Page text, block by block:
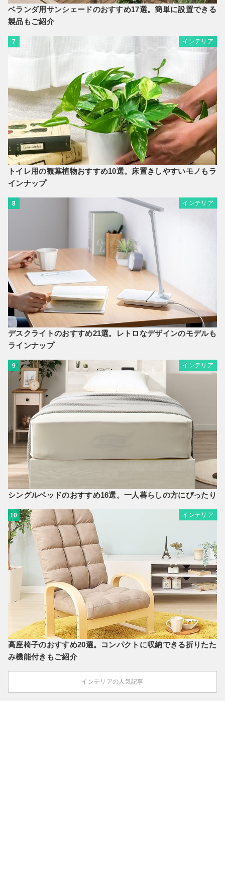
ベランダ用サンシェードのおすすめ17選。簡単に設置できる
製品もご紹介
7 インテリア
トイレ用の観葉植物おすすめ10選。床置きしやすいモノもラ
インナップ
8 インテリア
デスクライトのおすすめ21選。レトロなデザインのモデルも
ラインナップ
9 インテリア
シングルベッドのおすすめ16選。一人暮らしの方にぴったり
10 インテリア
高座椅子のおすすめ20選。コンパクトに収納できる折りたた
み機能付きもご紹介
インテリアの人気記事